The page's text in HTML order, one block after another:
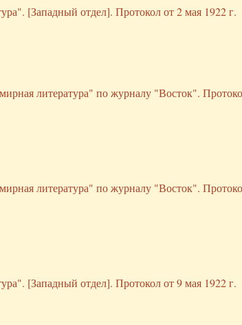
[Западный отдел]. Протокол от 2 мая 1922 г.
литература" по журналу "Восток".
литература" по журналу "Восток".
[Западный отдел]. Протокол от 9 мая 1922 г.